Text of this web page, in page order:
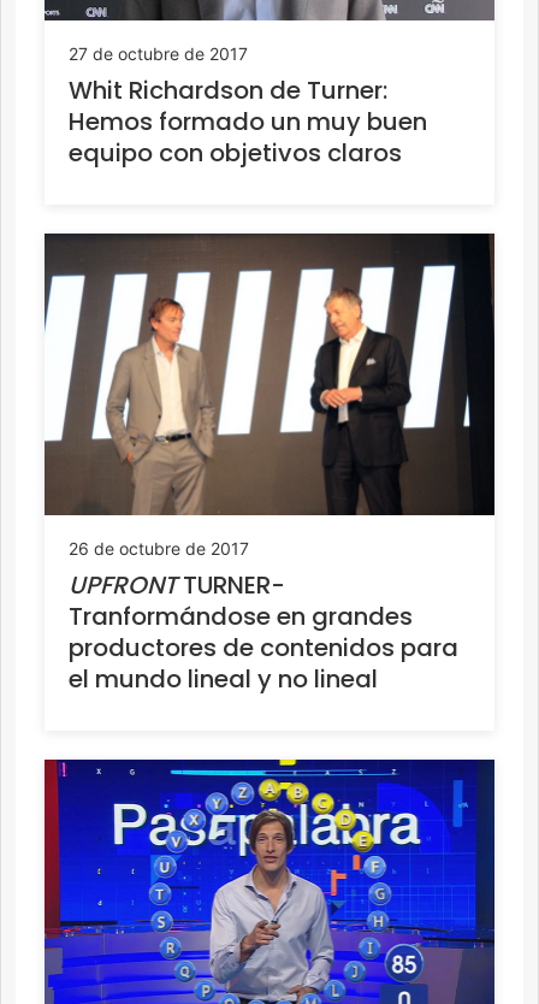
27 de octubre de 2017
Whit Richardson de Turner:
Hemos formado un muy buen
equipo con objetivos claros
26 de octubre de 2017
UPFRONTTURNER-
Tranformándose en grandes
productores de contenidos para
el mundo lineal y no lineal